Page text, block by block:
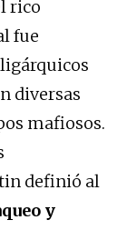
rico
fue
diversas
mafiosos.
definió al
y